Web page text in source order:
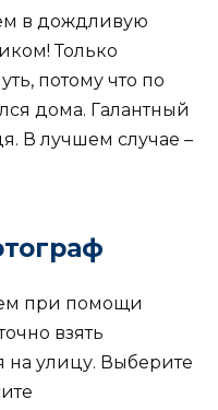
в дождливую
Только
потому что по
дома. Галантный
В лучшем случае –
при помощи
взять
на улицу. Выберите